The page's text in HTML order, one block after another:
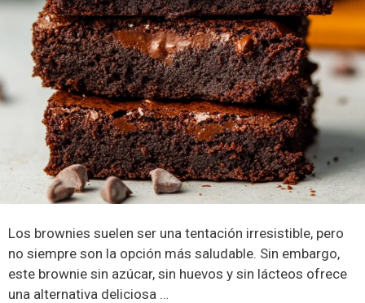
Los brownies suelen ser una tentación irresistible, pero
no siempre son la opción más saludable. Sin embargo,
este brownie sin azúcar, sin huevos y sin lácteos ofrece
una alternativa deliciosa …